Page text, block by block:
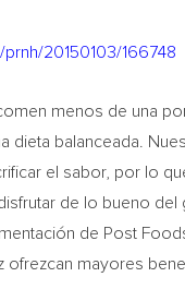
20150103/166748
menos de una
dieta balanceada.
el sabor, por lo
de lo bueno
de Post
ofrezcan mayores